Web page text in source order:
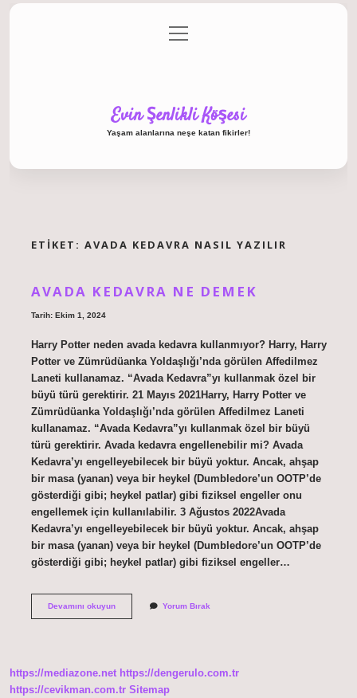
Gizlilik Politikası
menüyü
aç
Evin Şenlikli Köşesi
Yaşam alanlarına neşe katan fikirler!
ETIKET: AVADA KEDAVRA NASIL YAZILIR
AVADA KEDAVRA NE DEMEK
Tarih: Ekim 1, 2024
Harry Potter neden avada kedavra kullanmıyor? Harry, Harry
Potter ve Zümrüdüanka Yoldaşlığı’nda görülen Affedilmez
Laneti kullanamaz. “Avada Kedavra”yı kullanmak özel bir
büyü türü gerektirir. 21 Mayıs 2021Harry, Harry Potter ve
Zümrüdüanka Yoldaşlığı’nda görülen Affedilmez Laneti
kullanamaz. “Avada Kedavra”yı kullanmak özel bir büyü
türü gerektirir. Avada kedavra engellenebilir mi? Avada
Kedavra’yı engelleyebilecek bir büyü yoktur. Ancak, ahşap
bir masa (yanan) veya bir heykel (Dumbledore’un OOTP’de
gösterdiği gibi; heykel patlar) gibi fiziksel engeller onu
engellemek için kullanılabilir. 3 Ağustos 2022Avada
Kedavra’yı engelleyebilecek bir büyü yoktur. Ancak, ahşap
bir masa (yanan) veya bir heykel (Dumbledore’un OOTP’de
gösterdiği gibi; heykel patlar) gibi fiziksel engeller…
Devamını okuyunAvada
Yorum Bırak
https://mediazone.net https://dengerulo.com.tr
https://cevikman.com.tr Sitemap